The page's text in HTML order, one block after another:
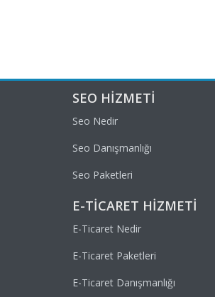
SEO HIZMETI
Seo Nedir
Seo Danışmanlığı
Seo Paketleri
E-TICARET HIZMETI
E-Ticaret Nedir
E-Ticaret Paketleri
E-Ticaret Danışmanlığı